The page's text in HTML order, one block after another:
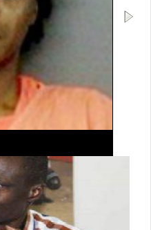
de la Division nationale de
assimilées (DNLT)